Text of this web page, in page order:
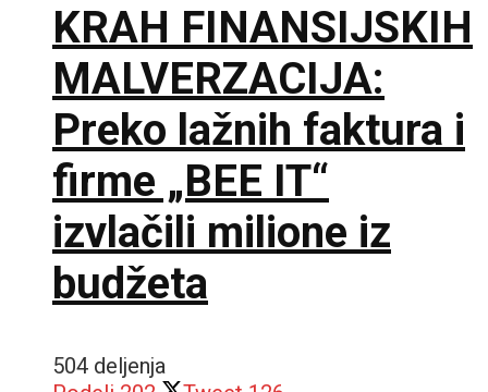
KRAH FINANSIJSKIH
MALVERZACIJA:
Preko lažnih faktura i
firme „BEE IT“
izvlačili milione iz
budžeta
504 deljenja